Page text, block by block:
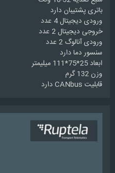
باتری پشتیبان دارد
ورودی دیجیتال 4 عدد
خروجی دیجیتال 2 عدد
ورودی آنالوگ 2 عدد
سنسور دما دارد
ابعاد 25*75*111 میلیمتر
وزن 132 گرم
قابلیت CANbus دارد